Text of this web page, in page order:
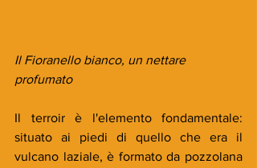
Il Fioranello bianco, un nettare
profumato
Il terroir è l'elemento fondamentale:
situato ai piedi di quello che era il
vulcano laziale, è formato da pozzolana